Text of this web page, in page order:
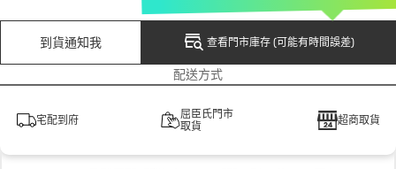
到貨通知我 查看門市庫存 (可能有時間誤差)
配送方式
宅配到府
屈臣氏門市
取貨
超商取貨